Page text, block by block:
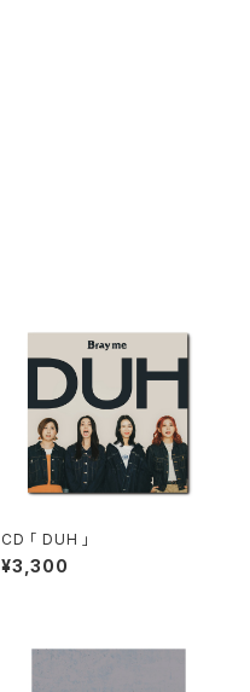
CD 「 DUH 」
¥3,300